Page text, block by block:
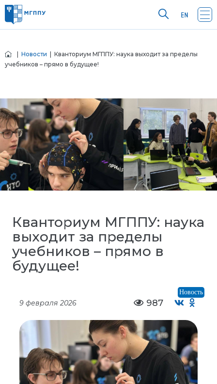
Новости | Кванториум МГППУ: наука выходит за пределы
учебников – прямо в будущее!
Кванториум МГППУ: наука
выходит за пределы
учебников – прямо в
будущее!
Новость
9 февраля 2026 987